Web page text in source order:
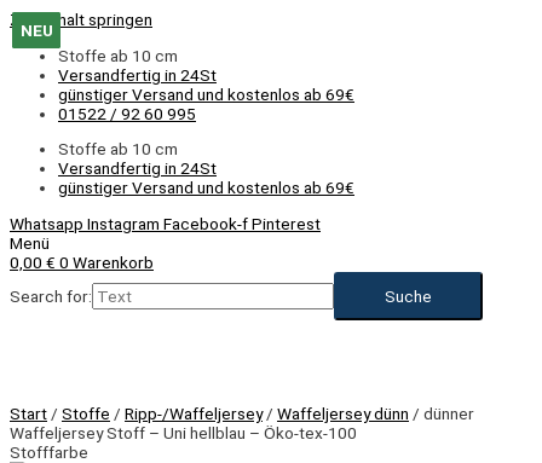
Zum Inhalt springen
Stoffe ab 10 cm
Versandfertig in 24St
günstiger Versand und kostenlos ab 69€
01522 / 92 60 995
Stoffe ab 10 cm
Versandfertig in 24St
günstiger Versand und kostenlos ab 69€
Whatsapp Instagram Facebook-fPinterest
Menü
0,00 € 0 Warenkorb
Search for:
Start / Stoffe / Ripp-/Waffeljersey/ Waffeljersey dünn / dünner
Waffeljersey Stoff – Uni hellblau – Öko-tex-100
Stofffarbe
NEU
NEU
NEU
NEU
NEU
NEU
NEU
NEU
NEU
NEU
NEU
NEU